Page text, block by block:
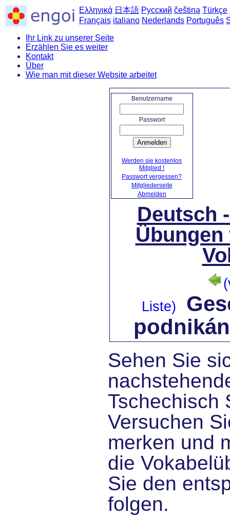
Ελληνικά 日本語 Русский čeština Türkçe
Français italiano Nederlands Português
Ihr Link zu unserer Seite
Erzählen Sie es weiter
Kontakt
Über
Wie man mit dieser Website arbeitet
Benutzername
Passwort
Anmelden
Werden sie kostenlos
Mitglied !
Passwort vergessen?
Mitgliederseite
Abmelden
Deutsch
Übungen
Liste)
Sehen Sie
Tschechisch
Versuchen
merken und
die
Sie den
folgen.